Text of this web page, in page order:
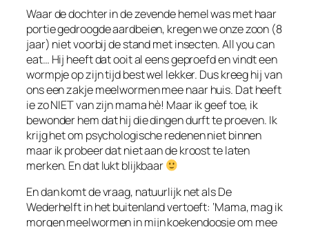
Waar de dochter in de zevende hemel was met haar
portie gedroogde aardbeien, kregen we onze zoon (8
jaar) niet voorbij de stand met insecten. All you can
eat… Hij heeft dat ooit al eens geproefd en vindt een
wormpje op zijn tijd best wel lekker. Dus kreeg hij van
ons een zakje meelwormen mee naar huis. Dat heeft
ie zo NIET van zijn mama hè! Maar ik geef toe, ik
bewonder hem dat hij die dingen durft te proeven. Ik
krijg het om psychologische redenen niet binnen
maar ik probeer dat niet aan de kroost te laten
merken. En dat lukt blijkbaar
En dan komt de vraag, natuurlijk net als De
Wederhelft in het buitenland vertoeft: ‘Mama, mag ik
morgen meelwormen in mijn koekendoosje om mee